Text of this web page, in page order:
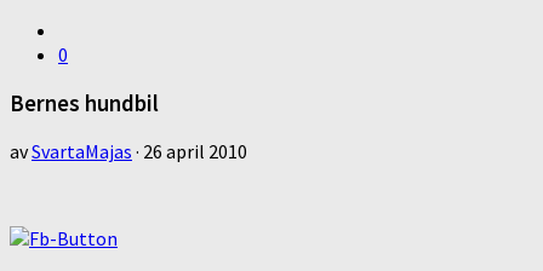
0
Bernes hundbil
avSvartaMajas · 26 april 2010